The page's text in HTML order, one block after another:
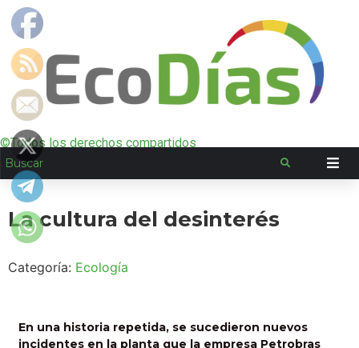
©Todos los derechos compartidos
La cultura del desinterés
Categoría: Ecología
En una historia repetida, se sucedieron nuevos
incidentes en la planta que la empresa Petrobras